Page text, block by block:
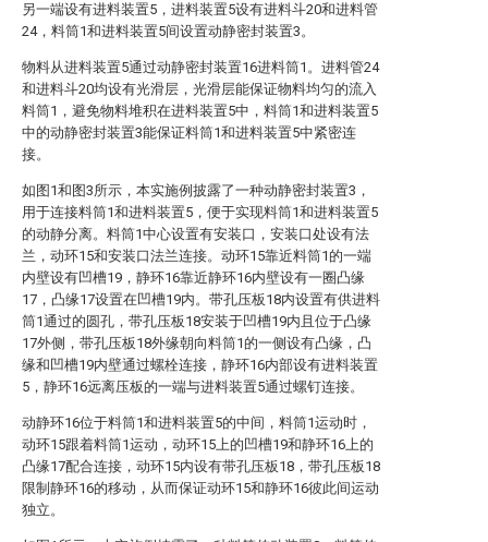
另一端设有进料装置5，进料装置5设有进料斗20和进料管
24，料筒1和进料装置5间设置动静密封装置3。
物料从进料装置5通过动静密封装置16进料筒1。进料管24
和进料斗20均设有光滑层，光滑层能保证物料均匀的流入
料筒1，避免物料堆积在进料装置5中，料筒1和进料装置5
中的动静密封装置3能保证料筒1和进料装置5中紧密连
接。
如图1和图3所示，本实施例披露了一种动静密封装置3，
用于连接料筒1和进料装置5，便于实现料筒1和进料装置5
的动静分离。料筒1中心设置有安装口，安装口处设有法
兰，动环15和安装口法兰连接。动环15靠近料筒1的一端
内壁设有凹槽19，静环16靠近静环16内壁设有一圈凸缘
17，凸缘17设置在凹槽19内。带孔压板18内设置有供进料
筒1通过的圆孔，带孔压板18安装于凹槽19内且位于凸缘
17外侧，带孔压板18外缘朝向料筒1的一侧设有凸缘，凸
缘和凹槽19内壁通过螺栓连接，静环16内部设有进料装置
5，静环16远离压板的一端与进料装置5通过螺钉连接。
动静环16位于料筒1和进料装置5的中间，料筒1运动时，
动环15跟着料筒1运动，动环15上的凹槽19和静环16上的
凸缘17配合连接，动环15内设有带孔压板18，带孔压板18
限制静环16的移动，从而保证动环15和静环16彼此间运动
独立。